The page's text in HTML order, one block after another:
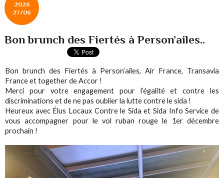
2026
27/06
Bon brunch des Fiertés à Person’ailes..
Bon brunch des Fiertés à Person’ailes, Air France, Transavia
France et together de Accor !
Merci pour votre engagement pour l’égalité et contre les
discriminations et de ne pas oublier la lutte contre le sida !
Heureux avec Élus Locaux Contre le Sida et Sida Info Service de
vous accompagner pour le vol ruban rouge le 1er décembre
prochain !